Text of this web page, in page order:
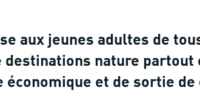
aux jeunes adultes de
nature partout
économique et de sortie